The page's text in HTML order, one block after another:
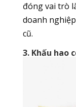
đóng vai trò
doanh
cũ.
3. Khấu hao